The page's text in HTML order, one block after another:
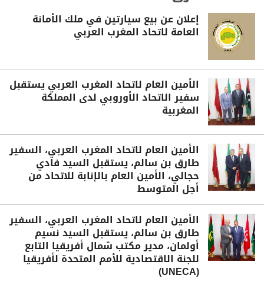
إعلان عن بيع سيارتين في ملك الأمانة
العامة لاتحاد المغرب العربي
الأمين العام لاتحاد المغرب العربي يستقبل
سفير الاتحاد الأوروبي لدى المملكة
المغربية
الأمين العام لاتحاد المغرب العربي، السفير
طارق بن سالم، يستقبل السيد فادي
حجالي، الأمين العام بالإنابة للاتحاد من
أجل المتوسط
الأمين العام لاتحاد المغرب العربي، السفير
طارق بن سالم، يستقبل السيد نسيم
أولمان، مدير مكتب شمال أفريقيا التابع
للجنة الاقتصادية للأمم المتحدة لأفريقيا
(UNECA)